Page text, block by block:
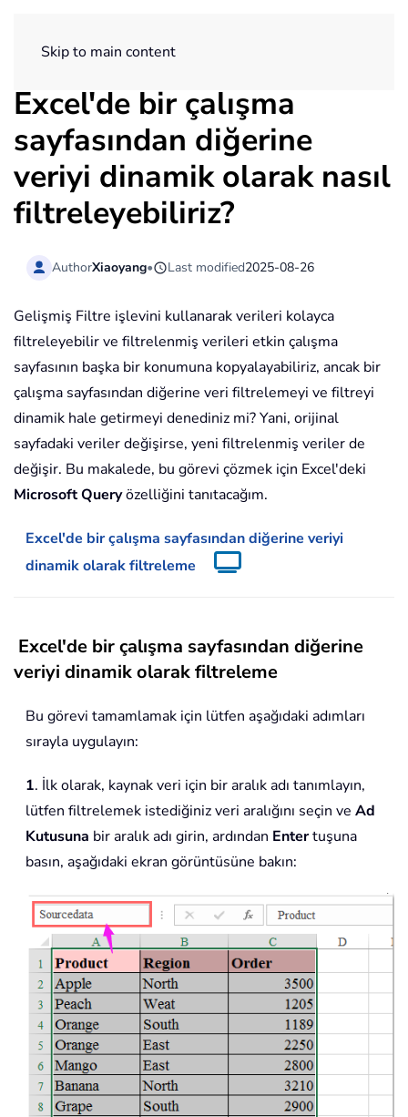
Skip to main content
Excel'de bir çalışma
sayfasından diğerine
veriyi dinamik olarak nasıl
filtreleyebiliriz?
AuthorXiaoyang• Last modified2025-08-26
Gelişmiş Filtre işlevini kullanarak verileri kolayca
filtreleyebilir ve filtrelenmiş verileri etkin çalışma
sayfasının başka bir konumuna kopyalayabiliriz, ancak bir
çalışma sayfasından diğerine veri filtrelemeyi ve filtreyi
dinamik hale getirmeyi denediniz mi? Yani, orijinal
sayfadaki veriler değişirse, yeni filtrelenmiş veriler de
değişir. Bu makalede, bu görevi çözmek için Excel'deki
Microsoft Queryözelliğini tanıtacağım.
Excel'de bir çalışma sayfasından diğerine veriyi
dinamik olarak filtreleme
Excel'de bir çalışma sayfasından diğerine
veriyi dinamik olarak filtreleme
Bu görevi tamamlamak için lütfen aşağıdaki adımları
sırayla uygulayın:
1. İlk olarak, kaynak veri için bir aralık adı tanımlayın,
lütfen filtrelemek istediğiniz veri aralığını seçin ve Ad
Kutusuna bir aralık adı girin, ardından Entertuşuna
basın, aşağıdaki ekran görüntüsüne bakın: